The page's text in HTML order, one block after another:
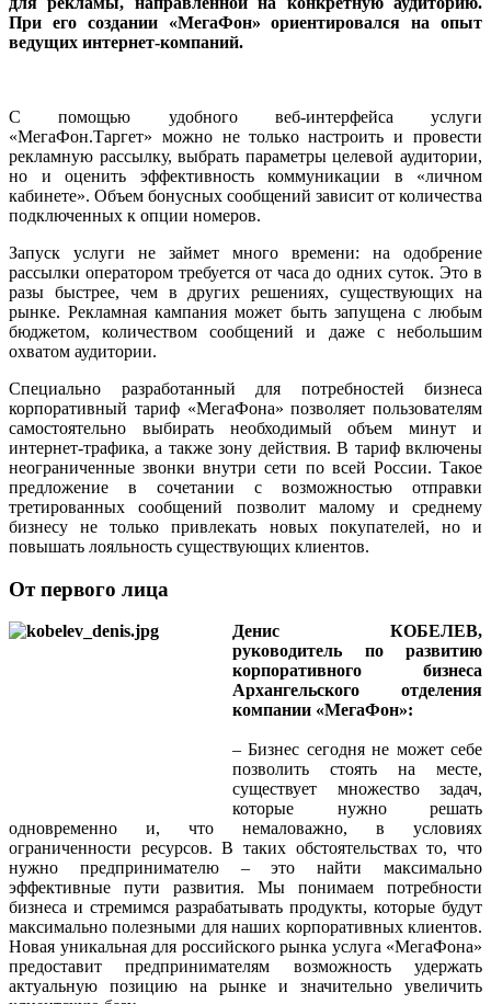
При его создании «МегаФон» ориентировался на опыт
ведущих интернет-компаний.
С помощью удобного веб-интерфейса услуги
«МегаФон.Таргет» можно не только настроить и провести
рекламную рассылку, выбрать параметры целевой аудитории,
но и оценить эффективность коммуникации в «личном
кабинете». Объем бонусных сообщений зависит от количества
подключенных к опции номеров.
Запуск услуги не займет много времени: на одобрение
рассылки оператором требуется от часа до одних суток. Это в
разы быстрее, чем в других решениях, существующих на
рынке. Рек­ламная кампания может быть запущена с любым
бюджетом, количеством сообщений и даже с небольшим
охватом аудитории.
Специально разработанный для потребностей бизнеса
корпоративный тариф «МегаФона» позволяет пользователям
самостоятельно выбирать необходимый объем минут и
интернет-трафика, а также зону действия. В тариф включены
неограниченные звонки внутри сети по всей России. Такое
предложение в сочетании с возможностью отправки
третированных сообщений позволит малому и среднему
бизнесу не только привлекать новых покупателей, но и
повышать лояльность существующих клиентов.
От первого лица
Денис КОБЕЛЕВ,
руководитель по развитию
корпоративного бизнеса
Архангельского отделения
компании «МегаФон»:
– Бизнес сегодня не может себе
позволить стоять на месте,
существует множество задач,
которые нужно решать
одновременно и, что немаловажно, в условиях
ограниченности ресурсов. В таких обстоятельствах то, что
нужно предпринимателю – это найти максимально
эффективные пути развития. Мы понимаем потребности
бизнеса и стремимся разрабатывать продукты, которые будут
максимально полезными для наших корпоративных клиентов.
Новая уникальная для российского рынка услуга «МегаФона»
предоставит предпринимателям возможность удержать
актуальную позицию на рынке и значительно увеличить